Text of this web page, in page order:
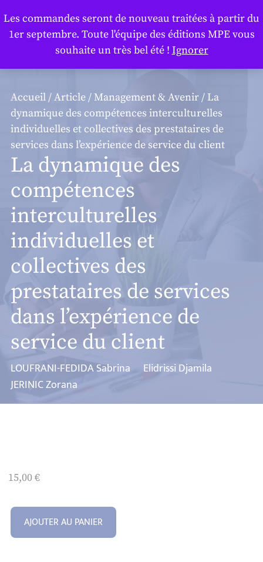
Accueil/Article/ Management & Avenir/ La
dynamique des compétences interculturelles
individuelles et collectives des prestataires de
services dans l’expérience de service du client
La dynamique des
compétences
interculturelles
individuelles et
collectives des
prestataires de services
dans l’expérience de
service du client
LOUFRANI-FEDIDA Sabrina
Elidrissi Djamila
JERINIC Zorana
15,00€
AJOUTER AU PANIER
Les commandes seront de nouveau traitées à partir du
1er septembre. Toute l'équipe des éditions MPE vous
souhaite un très bel été ! Ignorer